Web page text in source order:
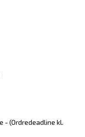
- (Ordredeadline kl.